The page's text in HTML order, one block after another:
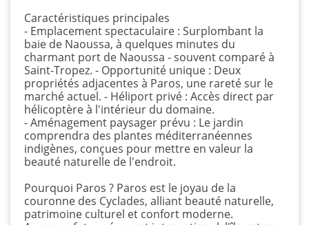
Caractéristiques principales
- Emplacement spectaculaire : Surplombant la
baie de Naoussa, à quelques minutes du
charmant port de Naoussa - souvent comparé à
Saint-Tropez. - Opportunité unique : Deux
propriétés adjacentes à Paros, une rareté sur le
marché actuel. - Héliport privé : Accès direct par
hélicoptère à l'intérieur du domaine.
- Aménagement paysager prévu : Le jardin
comprendra des plantes méditerranéennes
indigènes, conçues pour mettre en valeur la
beauté naturelle de l'endroit.
Pourquoi Paros ? Paros est le joyau de la
couronne des Cyclades, alliant beauté naturelle,
patrimoine culturel et confort moderne.